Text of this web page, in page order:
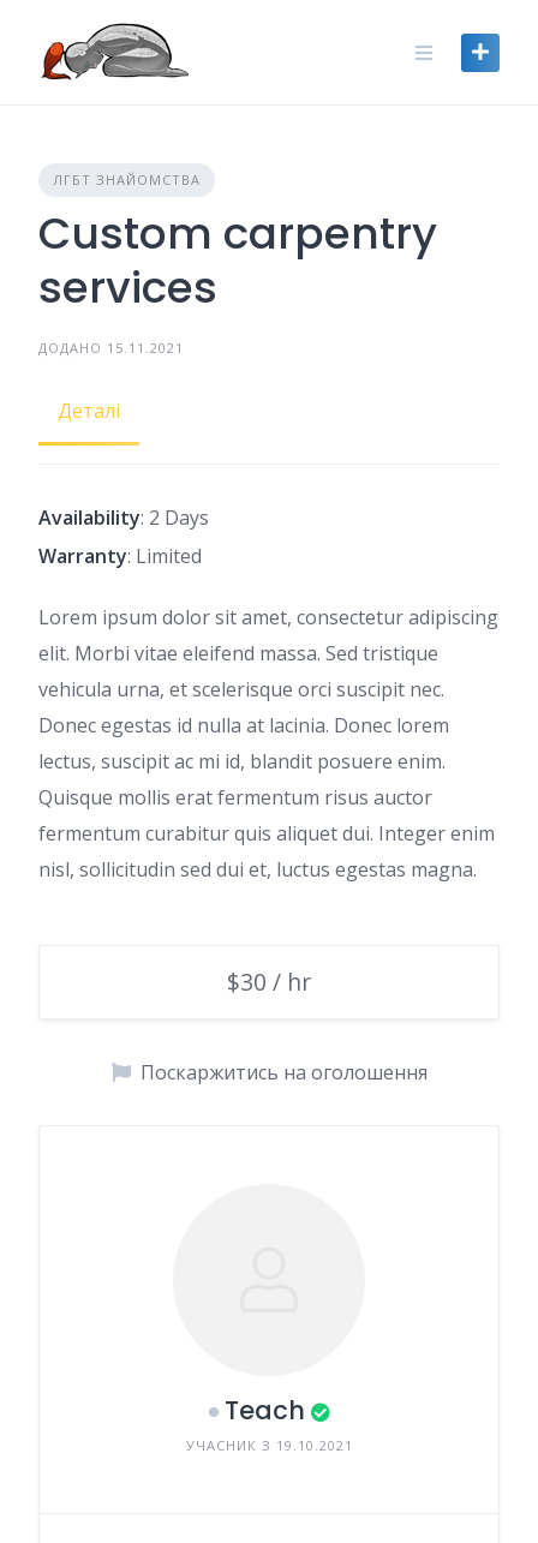
content
ЛГБТ ЗНАЙОМСТВА
Custom carpentry
services
ДОДАНО 15.11.2021
Деталі
Availability: 2 Days
Warranty: Limited
Lorem ipsum dolor sit amet, consectetur adipiscing
elit. Morbi vitae eleifend massa. Sed tristique
vehicula urna, et scelerisque orci suscipit nec.
Donec egestas id nulla at lacinia. Donec lorem
lectus, suscipit ac mi id, blandit posuere enim.
Quisque mollis erat fermentum risus auctor
fermentum curabitur quis aliquet dui. Integer enim
nisl, sollicitudin sed dui et, luctus egestas magna.
$30 / hr
Поскаржитись на оголошення
Teach
УЧАСНИК З 19.10.2021